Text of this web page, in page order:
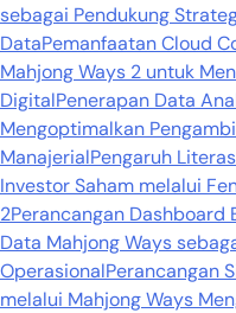
sebagai Pendukung
DataPemanfaatan Cloud
Mahjong Ways 2 untuk
DigitalPenerapan Data
Mengoptimalkan
ManajerialPengaruh
Investor Saham melalui
2Perancangan Dashboard
Data Mahjong Ways
OperasionalPerancangan
melalui Mahjong Ways